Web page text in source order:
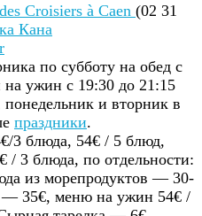
Croisiers à Caen (02 31
Кана
по субботу на обед с
на ужин с 19:30 до 21:15
понедельник и вторник в
праздники.
блюда, 54€ / 5 блюд,
/ 3 блюда, по отдельности:
из морепродуктов — 30-
— 35€, меню на ужин 54€ /